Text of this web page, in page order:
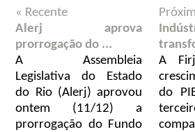
« Recente
Alerj aprova
prorrogação do ...
A Assembleia
Legislativa do Estado
do Rio (Alerj) aprovou
ontem (11/12) a
prorrogação do Fundo
A
do